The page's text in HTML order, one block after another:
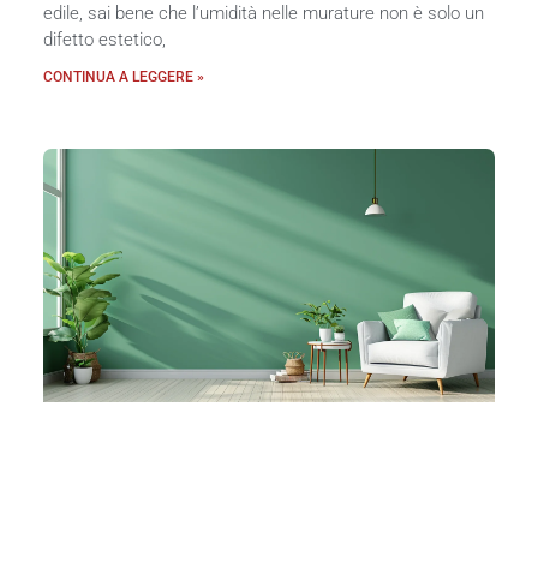
edile, sai bene che l’umidità nelle murature non è solo un
difetto estetico,
CONTINUA A LEGGERE »